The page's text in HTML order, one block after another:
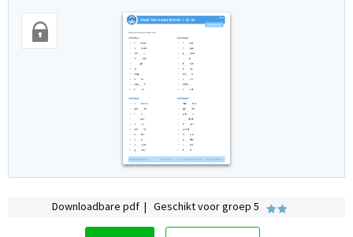
Downloadbare pdf | Geschikt voor groep 5